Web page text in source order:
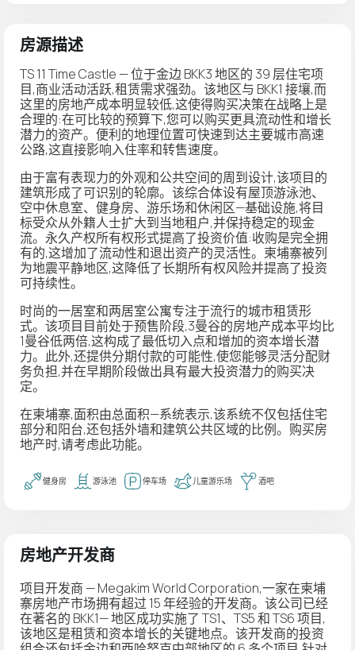
房源描述
TS 11 Time Castle — 位于金边 BKK3 地区的 39 层住宅项
目,商业活动活跃,租赁需求强劲。该地区与 BKK1 接壤,而
这里的房地产成本明显较低,这使得购买决策在战略上是
合理的:在可比较的预算下,您可以购买更具流动性和增长
潜力的资产。便利的地理位置可快速到达主要城市高速
公路,这直接影响入住率和转售速度。
由于富有表现力的外观和公共空间的周到设计,该项目的
建筑形成了可识别的轮廓。该综合体设有屋顶游泳池、
空中休息室、健身房、游乐场和休闲区—基础设施,将目
标受众从外籍人士扩大到当地租户,并保持稳定的现金
流。永久产权所有权形式提高了投资价值:收购是完全拥
有的,这增加了流动性和退出资产的灵活性。柬埔寨被列
为地震平静地区,这降低了长期所有权风险并提高了投资
可持续性。
时尚的一居室和两居室公寓专注于流行的城市租赁形
式。该项目目前处于预售阶段,3曼谷的房地产成本平均比
1曼谷低两倍,这构成了最低切入点和增加的资本增长潜
力。此外,还提供分期付款的可能性,使您能够灵活分配财
务负担,并在早期阶段做出具有最大投资潜力的购买决
定。
在柬埔寨,面积由总面积—系统表示,该系统不仅包括住宅
部分和阳台,还包括外墙和建筑公共区域的比例。购买房
地产时,请考虑此功能。
健身房 游泳池 停车场 儿童游乐场 酒吧
房地产开发商
项目开发商 — Megakim World Corporation,一家在柬埔
寨房地产市场拥有超过 15 年经验的开发商。该公司已经
在著名的 BKK1— 地区成功实施了 TS1、TS5 和 TS6 项目,
该地区是租赁和资本增长的关键地点。该开发商的投资